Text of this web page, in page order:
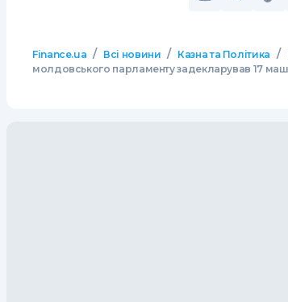
Finance.ua / Всі новини / Казна та Політика /
молдовського парламенту задекларував 17